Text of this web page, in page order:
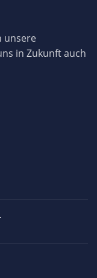
unsere
in Zukunft auch